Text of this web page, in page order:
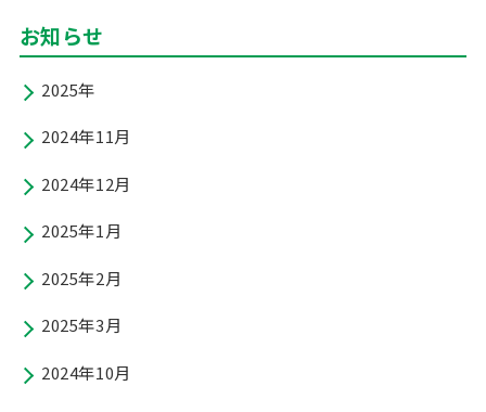
お知らせ
2025年
2024年11月
2024年12月
2025年1月
2025年2月
2025年3月
2024年10月